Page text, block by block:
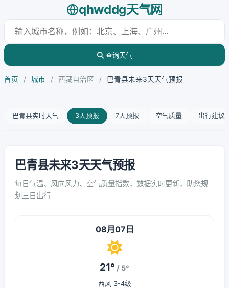
qhwddg天气网
查询天气
首页 / 城市 / 西藏自治区 / 巴青县未来3天天气预报
巴青县实时天气 3天预报 7天预报 空气质量 出行建议
巴青县未来3天天气预报
每日气温、风向风力、空气质量指数，数据实时更新，助您规
划三日出行
08月07日
21° / 5°
西风 3-4级